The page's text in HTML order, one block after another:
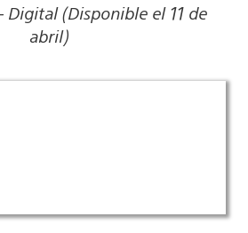
Digital (Disponible el 11 de
abril)